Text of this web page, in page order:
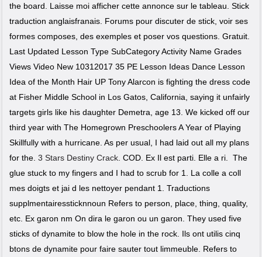
the board. Laisse moi afficher cette annonce sur le tableau. Stick
traduction anglaisfranais. Forums pour discuter de stick, voir ses
formes composes, des exemples et poser vos questions. Gratuit.
Last Updated Lesson Type SubCategory Activity Name Grades
Views Video New 10312017 35 PE Lesson Ideas Dance Lesson
Idea of the Month Hair UP Tony Alarcon is fighting the dress code
at Fisher Middle School in Los Gatos, California, saying it unfairly
targets girls like his daughter Demetra, age 13. We kicked off our
third year with The Homegrown Preschoolers A Year of Playing
Skillfully with a hurricane. As per usual, I had laid out all my plans
for the. 3 Stars Destiny Crack. COD. Ex Il est parti. Elle a ri. The
glue stuck to my fingers and I had to scrub for 1. La colle a coll
mes doigts et jai d les nettoyer pendant 1. Traductions
supplmentairessticknnoun Refers to person, place, thing, quality,
etc. Ex garon nm On dira le garon ou un garon. They used five
sticks of dynamite to blow the hole in the rock. Ils ont utilis cinq
btons de dynamite pour faire sauter tout limmeuble. Refers to